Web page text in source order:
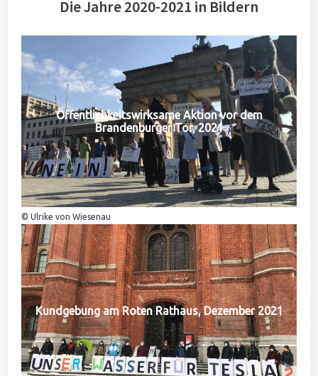
Die Jahre 2020-2021 in Bildern
Öffentlichkeitswirksame Aktion vor dem
Brandenburger Tor, 2021
© Ulrike von Wiesenau
Kundgebung am Roten Rathaus, Dezember 2021